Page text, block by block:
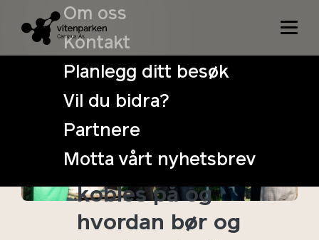
Om oss
Kontakt
Planlegg ditt besøk
Vil du bidra?
Partnere
Motta vårt nyhetsbrev
Hvordan kan
lokale aktører i
samme terreng
kobles på og
hvordan bør og